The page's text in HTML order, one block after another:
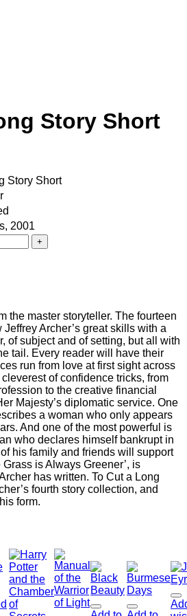
Story Short
Story Short
2001
the master storyteller. The fourteen
Archer’s great skills with a
of subject and of setting, but all with
tail. Every reader will have their
run from love at first sight across
of confidence tricks, from
to the creative financial
Majesty’s diplomatic service. One
a woman who only appears
And one of the most powerful is
who declares himself bankrupt in
his family and friends will support
Grass is Always Greener’, is
has written. To Cut a Long
fourth story collection, and
form.